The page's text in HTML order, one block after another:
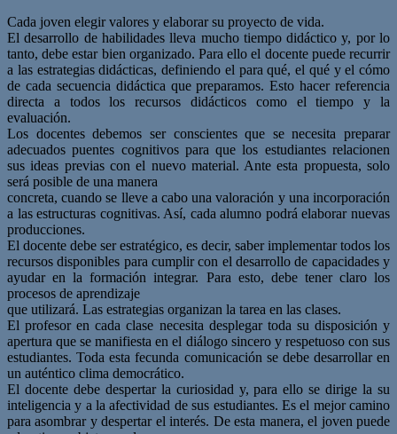
Cada joven elegir valores y elaborar su proyecto de vida.
El desarrollo de habilidades lleva mucho tiempo didáctico y, por lo
tanto, debe estar bien organizado. Para ello el docente puede recurrir
a las estrategias didácticas, definiendo el para qué, el qué y el cómo
de cada secuencia didáctica que preparamos. Esto hacer referencia
directa a todos los recursos didácticos como el tiempo y la
evaluación.
Los docentes debemos ser conscientes que se necesita preparar
adecuados puentes cognitivos para que los estudiantes relacionen
sus ideas previas con el nuevo material. Ante esta propuesta, solo
será posible de una manera
concreta, cuando se lleve a cabo una valoración y una incorporación
a las estructuras cognitivas. Así, cada alumno podrá elaborar nuevas
producciones.
El docente debe ser estratégico, es decir, saber implementar todos los
recursos disponibles para cumplir con el desarrollo de capacidades y
ayudar en la formación integrar. Para esto, debe tener claro los
procesos de aprendizaje
que utilizará. Las estrategias organizan la tarea en las clases.
El profesor en cada clase necesita desplegar toda su disposición y
apertura que se manifiesta en el diálogo sincero y respetuoso con sus
estudiantes. Toda esta fecunda comunicación se debe desarrollar en
un auténtico clima democrático.
El docente debe despertar la curiosidad y, para ello se dirige la su
inteligencia y a la afectividad de sus estudiantes. Es el mejor camino
para asombrar y despertar el interés. De esta manera, el joven puede